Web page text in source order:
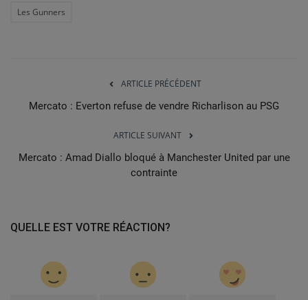
Les Gunners
ARTICLE PRÉCÉDENT
Mercato : Everton refuse de vendre Richarlison au PSG
ARTICLE SUIVANT
Mercato : Amad Diallo bloqué à Manchester United par une
contrainte
QUELLE EST VOTRE RÉACTION?